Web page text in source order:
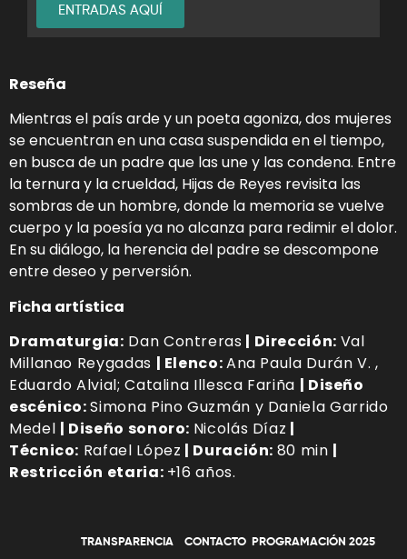
ENTRADAS AQUÍ
Reseña
Mientras el país arde y un poeta agoniza, dos mujeres
se encuentran en una casa suspendida en el tiempo,
en busca de un padre que las une y las condena. Entre
la ternura y la crueldad, Hijas de Reyes revisita las
sombras de un hombre, donde la memoria se vuelve
cuerpo y la poesía ya no alcanza para redimir el dolor.
En su diálogo, la herencia del padre se descompone
entre deseo y perversión.
Ficha artística
Dramaturgia: Dan Contreras | Dirección: Val
Millanao Reygadas | Elenco:Ana Paula Durán V. ,
Eduardo Alvial; Catalina Illesca Fariña | Diseño
escénico:Simona Pino Guzmán y Daniela Garrido
Medel | Diseño sonoro: Nicolás Díaz |
Técnico: Rafael López | Duración: 80 min |
Restricción etaria: +16 años.
TRANSPARENCIA CONTACTO PROGRAMACIÓN 2025